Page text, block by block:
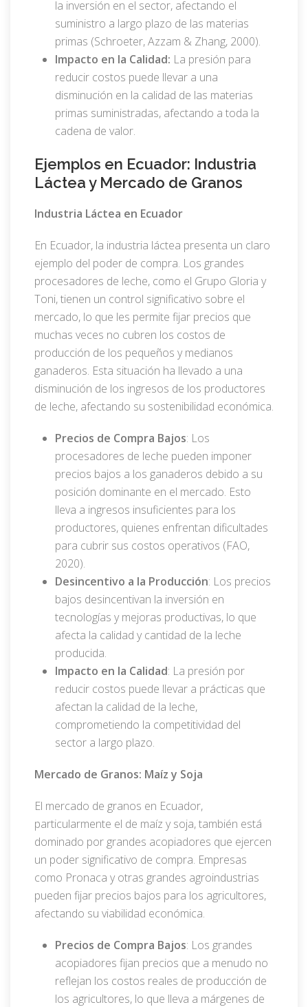
la inversión en el sector, afectando el
suministro a largo plazo de las materias
primas (Schroeter, Azzam & Zhang, 2000).
Impacto en la Calidad: La presión para
reducir costos puede llevar a una
disminución en la calidad de las materias
primas suministradas, afectando a toda la
cadena de valor.
Ejemplos en Ecuador: Industria
Láctea y Mercado de Granos
Industria Láctea en Ecuador
En Ecuador, la industria láctea presenta un claro
ejemplo del poder de compra. Los grandes
procesadores de leche, como el Grupo Gloria y
Toni, tienen un control significativo sobre el
mercado, lo que les permite fijar precios que
muchas veces no cubren los costos de
producción de los pequeños y medianos
ganaderos. Esta situación ha llevado a una
disminución de los ingresos de los productores
de leche, afectando su sostenibilidad económica.
Precios de Compra Bajos: Los
procesadores de leche pueden imponer
precios bajos a los ganaderos debido a su
posición dominante en el mercado. Esto
lleva a ingresos insuficientes para los
productores, quienes enfrentan dificultades
para cubrir sus costos operativos (FAO,
2020).
Desincentivo a la Producción: Los precios
bajos desincentivan la inversión en
tecnologías y mejoras productivas, lo que
afecta la calidad y cantidad de la leche
producida.
Impacto en la Calidad: La presión por
reducir costos puede llevar a prácticas que
afectan la calidad de la leche,
comprometiendo la competitividad del
sector a largo plazo.
Mercado de Granos: Maíz y Soja
El mercado de granos en Ecuador,
particularmente el de maíz y soja, también está
dominado por grandes acopiadores que ejercen
un poder significativo de compra. Empresas
como Pronaca y otras grandes agroindustrias
pueden fijar precios bajos para los agricultores,
afectando su viabilidad económica.
Precios de Compra Bajos: Los grandes
acopiadores fijan precios que a menudo no
reflejan los costos reales de producción de
los agricultores, lo que lleva a márgenes de